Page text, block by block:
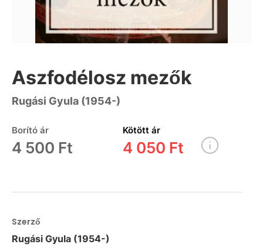
Aszfodélosz mezők
Rugási Gyula (1954-)
Borító ár
4 500 Ft
Kötött ár
4 050 Ft
Szerző
Rugási Gyula (1954-)